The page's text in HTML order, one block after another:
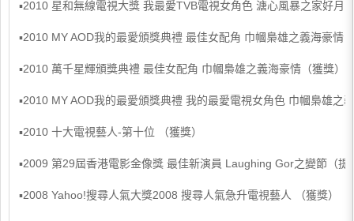
▪2010 星和無線電視大獎 我最愛TVB電視女角色 溏心風暴之家好月
▪2010 MY AOD我的最愛頒獎典禮 最佳女配角 巾幗梟雄之義海豪情
▪2010 萬千星輝頒獎典禮 最佳女配角 巾幗梟雄之義海豪情（獲獎）
▪2010 MY AOD我的最愛頒獎典禮 我的最愛電視女角色 巾幗梟雄之
▪2010 十大電視藝人-第十位 （獲獎）
▪2009 第29屆香港電影金像獎 最佳新演員 Laughing Gor之變節（提
▪2008 Yahoo!搜尋人氣大獎2008 搜尋人氣急升電視藝人 （獲獎）